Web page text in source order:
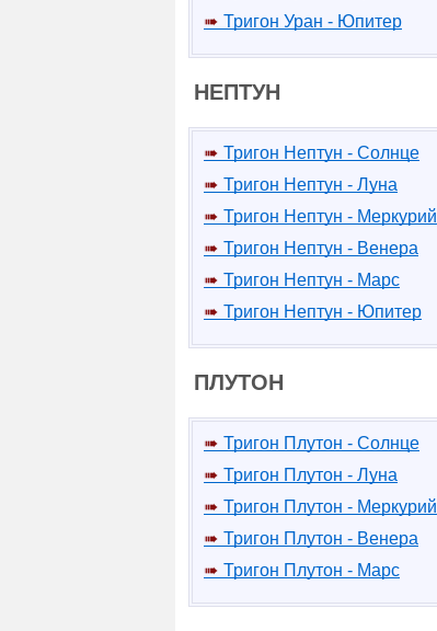
Тригон Уран - Юпитер
НЕПТУН
Тригон Нептун - Солнце
Тригон Нептун - Луна
Тригон Нептун - Меркурий
Тригон Нептун - Венера
Тригон Нептун - Марс
Тригон Нептун - Юпитер
ПЛУТОН
Тригон Плутон - Солнце
Тригон Плутон - Луна
Тригон Плутон - Меркурий
Тригон Плутон - Венера
Тригон Плутон - Марс